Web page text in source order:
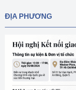
ĐỊA PHƯƠNG